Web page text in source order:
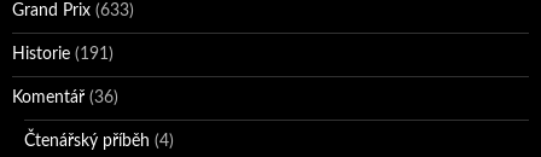
Grand Prix (633)
Historie (191)
Komentář (36)
Čtenářský příběh (4)